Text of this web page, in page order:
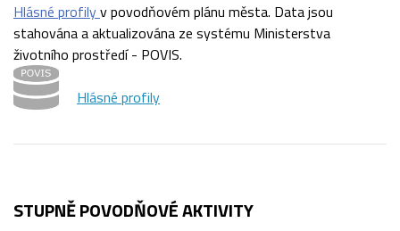
Hlásné profilyv povodňovém plánu města. Data jsou
stahována a aktualizována ze systému Ministerstva
životního prostředí - POVIS.
Hlásné profily
STUPNĚ POVODŇOVÉ AKTIVITY